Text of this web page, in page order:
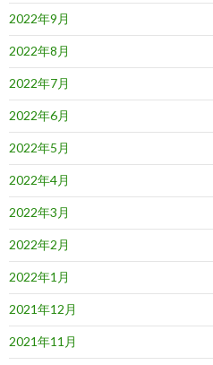
2022年9月
2022年8月
2022年7月
2022年6月
2022年5月
2022年4月
2022年3月
2022年2月
2022年1月
2021年12月
2021年11月